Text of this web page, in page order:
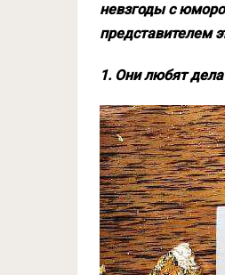
невзгоды с
представителем
1. Они любят